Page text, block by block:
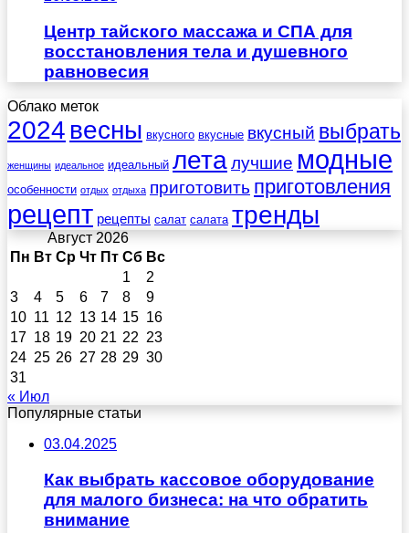
Центр тайского массажа и СПА для
восстановления тела и душевного
равновесия
Облако меток
2024 весны вкусного вкусные вкусный выбрать
женщины идеальное идеальный леталучшие модные
особенности отдых отдыха приготовить приготовления
рецепт рецепты салат салата тренды
Август 2026
Пн Вт Ср Чт Пт Сб Вс
1
2
3
4 5 6 7 8
9
10 11 12 13 14 15 16
17 18 19 20 21 22 23
24 25 26 27 28 29 30
31
« Июл
Популярные статьи
03.04.2025
Как выбрать кассовое оборудование
для малого бизнеса: на что обратить
внимание